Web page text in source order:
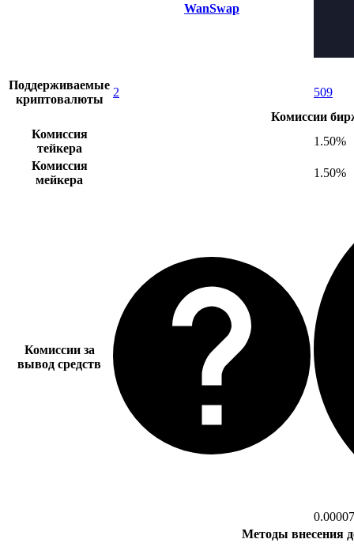
WanSwap
Поддерживаемые
криптовалюты
2
509
Комиссии
Комиссия
тейкера
1.50%
Комиссия
мейкера
1.50%
Комиссии за
вывод средств
Методы внесения